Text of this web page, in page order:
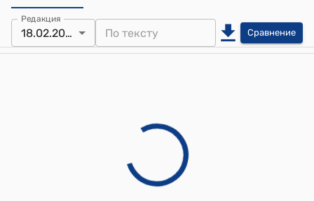
Редакция
18.02.2026 Сравнение